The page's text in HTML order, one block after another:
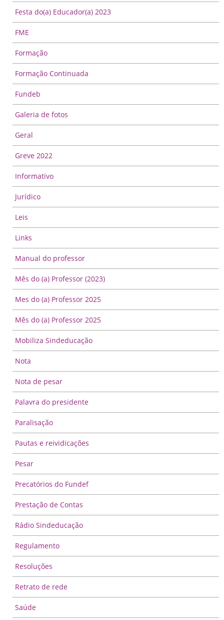
Festa do(a) Educador(a) 2023
FME
Formação
Formação Continuada
Fundeb
Galeria de fotos
Geral
Greve 2022
Informativo
Jurídico
Leis
Links
Manual do professor
Mês do (a) Professor (2023)
Mes do (a) Professor 2025
Mês do (a) Professor 2025
Mobiliza Sindeducação
Nota
Nota de pesar
Palavra do presidente
Paralisação
Pautas e reividicações
Pesar
Precatórios do Fundef
Prestação de Contas
Rádio Sindeducação
Regulamento
Resoluções
Retrato de rede
Saúde